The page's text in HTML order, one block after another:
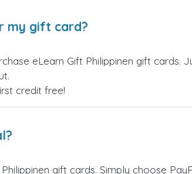
my gift card?
eLearn Gift Philippinen gift cards.
credit free!
gift cards. Simply choose